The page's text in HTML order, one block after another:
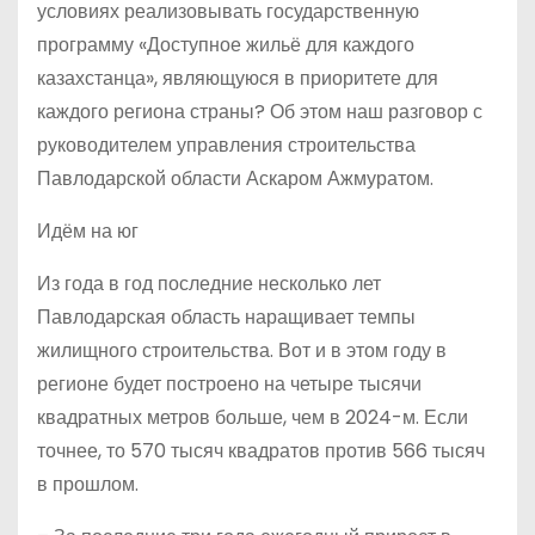
условиях реализовывать государственную
программу «Доступное жильё для каждого
казахстанца», являющуюся в приоритете для
каждого региона страны? Об этом наш разговор с
руководителем управления строительства
Павлодарской области Аскаром Ажмуратом.
Идём на юг
Из года в год последние несколько лет
Павлодарская область наращивает темпы
жилищного строительства. Вот и в этом году в
регионе будет построено на четыре тысячи
квадратных метров больше, чем в 2024-м. Если
точнее, то 570 тысяч квадратов против 566 тысяч
в прошлом.